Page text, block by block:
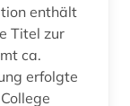
enthält
Titel zur
ca.
erfolgte